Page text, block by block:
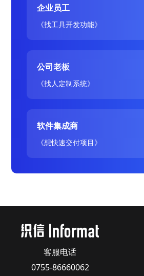
企业员工
《找工具开发功能》
公司老板
《找人定制系统》
软件集成商
《想快速交付项目》
客服电话
0755-86660062